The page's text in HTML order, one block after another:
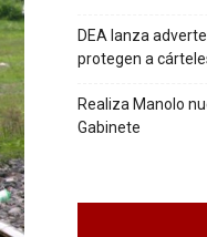
DEA lanza
protegen a
Realiza Manolo
Gabinete